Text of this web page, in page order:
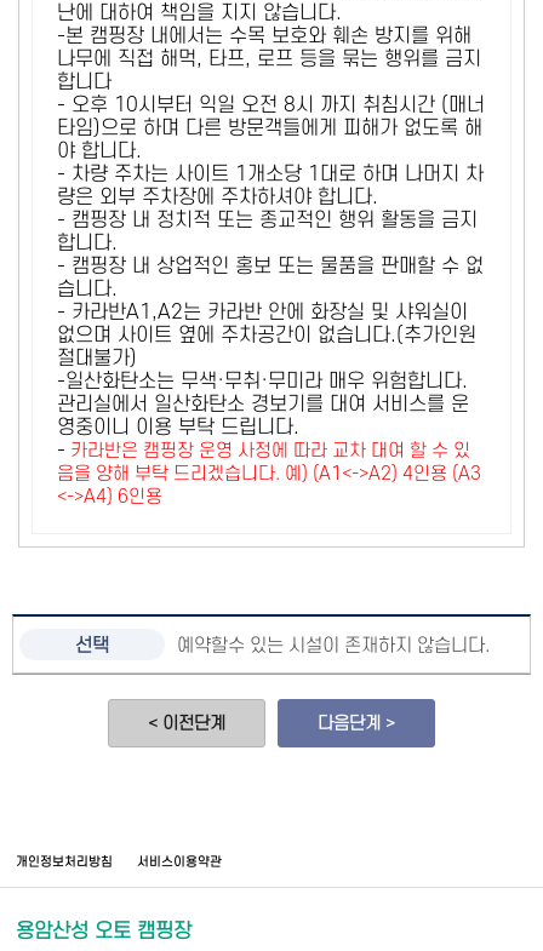
난에 대하여 책임을 지지 않습니다.
-본 캠핑장 내에서는 수목 보호와 훼손 방지를 위해
나무에 직접 해먹, 타프, 로프 등을 묶는 행위를 금지
합니다
- 오후 10시부터 익일 오전 8시 까지 취침시간 (매너
타임)으로 하며 다른 방문객들에게 피해가 없도록 해
야 합니다.
- 차량 주차는 사이트 1개소당 1대로 하며 나머지 차
량은 외부 주차장에 주차하셔야 합니다.
- 캠핑장 내 정치적 또는 종교적인 행위 활동을 금지
합니다.
- 캠핑장 내 상업적인 홍보 또는 물품을 판매할 수 없
습니다.
- 카라반A1,A2는 카라반 안에 화장실 및 샤워실이
없으며 사이트 옆에 주차공간이 없습니다.(추가인원
절대불가)
-일산화탄소는 무색·무취·무미라 매우 위험합니다.
관리실에서 일산화탄소 경보기를 대여 서비스를 운
영중이니 이용 부탁 드립니다.
- 카라반은 캠핑장 운영 사정에 따라 교차 대여 할 수 있
음을 양해 부탁 드리겠습니다. 예) (A1<->A2) 4인용 (A3
<->A4) 6인용
예약할수 있는 시설이 존재하지 않습니다.
< 이전단계 다음단계 >
개인정보처리방침 서비스이용약관
용암산성 오토 캠핑장